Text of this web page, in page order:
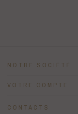
NOTRE SOCIÉTÉ
VOTRE COMPTE
CONTACTS